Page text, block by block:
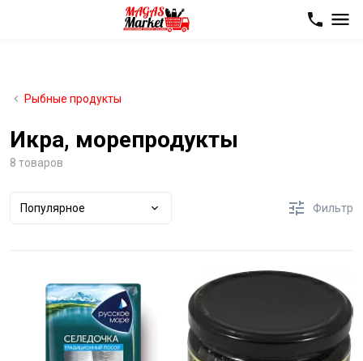
Рыбные продукты
Икра, морепродукты
8 товаров
Популярное Фильтр